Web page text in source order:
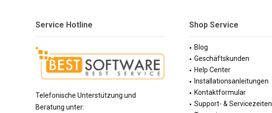
Service Hotline
Telefonische Unterstützung und
Beratung unter:
Shop Service
Blog
Geschäftskunden
Help Center
Installationsanleitungen
Kontaktformular
Support- & Servicezeiten